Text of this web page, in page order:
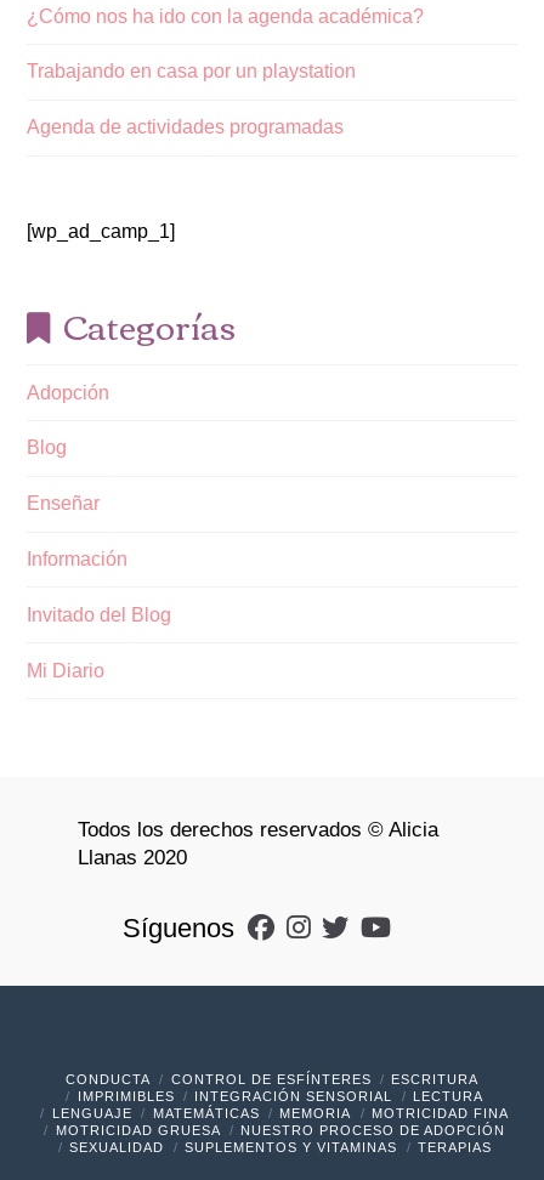
¿Cómo nos ha ido con la agenda académica?
Trabajando en casa por un playstation
Agenda de actividades programadas
[wp_ad_camp_1]
Categorías
Adopción
Blog
Enseñar
Información
Invitado del Blog
Mi Diario
Todos los derechos reservados © Alicia
Llanas 2020
Síguenos
CONDUCTA CONTROL DE ESFÍNTERES
ESCRITURA
IMPRIMIBLES
INTEGRACIÓN SENSORIAL
LECTURA
LENGUAJE
MATEMÁTICAS MEMORIA
MOTRICIDAD FINA
MOTRICIDAD GRUESA
NUESTRO PROCESO DE ADOPCIÓN
SEXUALIDAD
SUPLEMENTOS Y VITAMINAS TERAPIAS